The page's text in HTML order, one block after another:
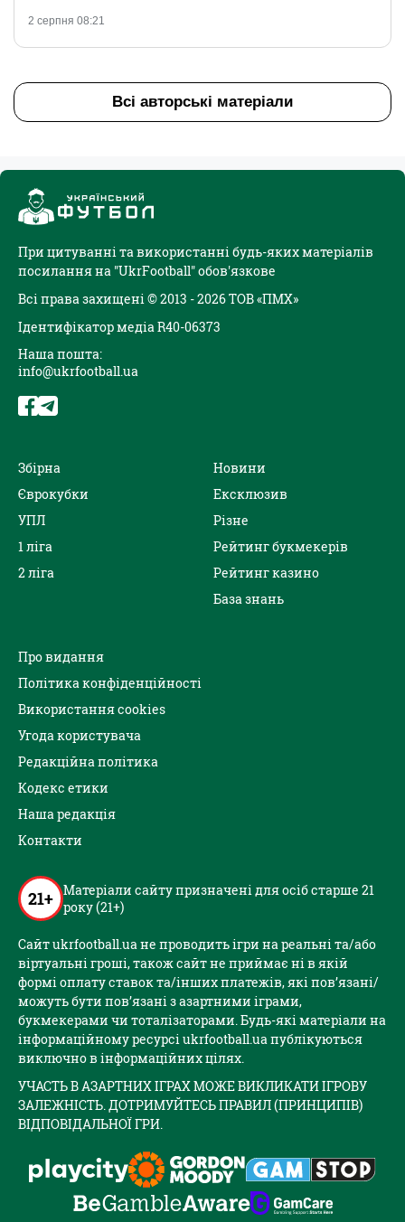
2 серпня 08:21
Всі авторські матеріали
При цитуванні та використанні будь-яких матеріалів
посилання на "UkrFootball" обов'язкове
Всі права захищені © 2013 - 2026 ТОВ «ПМХ»
Ідентифікатор медіа R40-06373
Наша пошта:
info@ukrfootball.ua
Збірна
Єврокубки
УПЛ
1 ліга
2 ліга
Новини
Ексклюзив
Різне
Рейтинг букмекерів
Рейтинг казино
База знань
Про видання
Політика конфіденційності
Використання cookies
Угода користувача
Редакційна політика
Кодекс етики
Наша редакція
Контакти
21+ Матеріали сайту призначені для осіб старше 21
року (21+)
Сайт ukrfootball.ua не проводить ігри на реальні та/або
віртуальні гроші, також сайт не приймає ні в якій
формі оплату ставок та/інших платежів, які пов’язані/
можуть бути пов’язані з азартними іграми,
букмекерами чи тоталізаторами. Будь-які матеріали на
інформаційному ресурсі ukrfootball.ua публікуються
виключно в інформаційних цілях.
УЧАСТЬ В АЗАРТНИХ ІГРАХ МОЖЕ ВИКЛИКАТИ ІГРОВУ
ЗАЛЕЖНІСТЬ. ДОТРИМУЙТЕСЬ ПРАВИЛ (ПРИНЦИПІВ)
ВІДПОВІДАЛЬНОЇ ГРИ.